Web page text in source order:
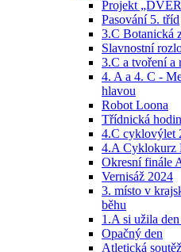
Projekt
Pasování 5. tříd
3.C Botanická
Slavnostní
3.C a tvoření a
4. A a 4. C -
hlavou
Robot Loona
Třídnická
4.C cyklovýlet
4.A Cyklokurz
Okresní finále
Vernisáž 2024
3. místo v
běhu
1.A si užila
Opačný den
Atletická soutěž